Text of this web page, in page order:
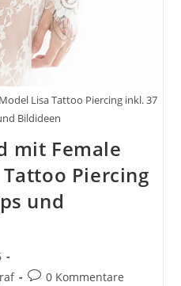
Lisa Tattoo Piercing inkl. 37
Bildideen
mit Female
Piercing
und
Beitrags-
0 Kommentare